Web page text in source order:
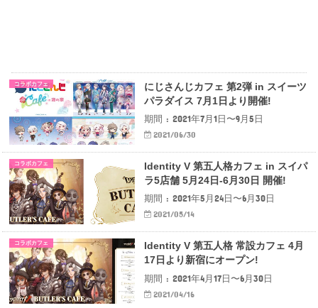
コラボカフェ
にじさんじカフェ 第2弾 in スイーツ
パラダイス 7月1日より開催!
期間 : 2021年7月1日〜9月5日
2021/06/30
コラボカフェ
Identity V 第五人格カフェ in スイパ
ラ5店舗 5月24日-6月30日 開催!
期間 : 2021年5月24日〜6月30日
2021/05/14
コラボカフェ
Identity V 第五人格 常設カフェ 4月
17日より新宿にオープン!
期間 : 2021年4月17日〜6月30日
2021/04/16